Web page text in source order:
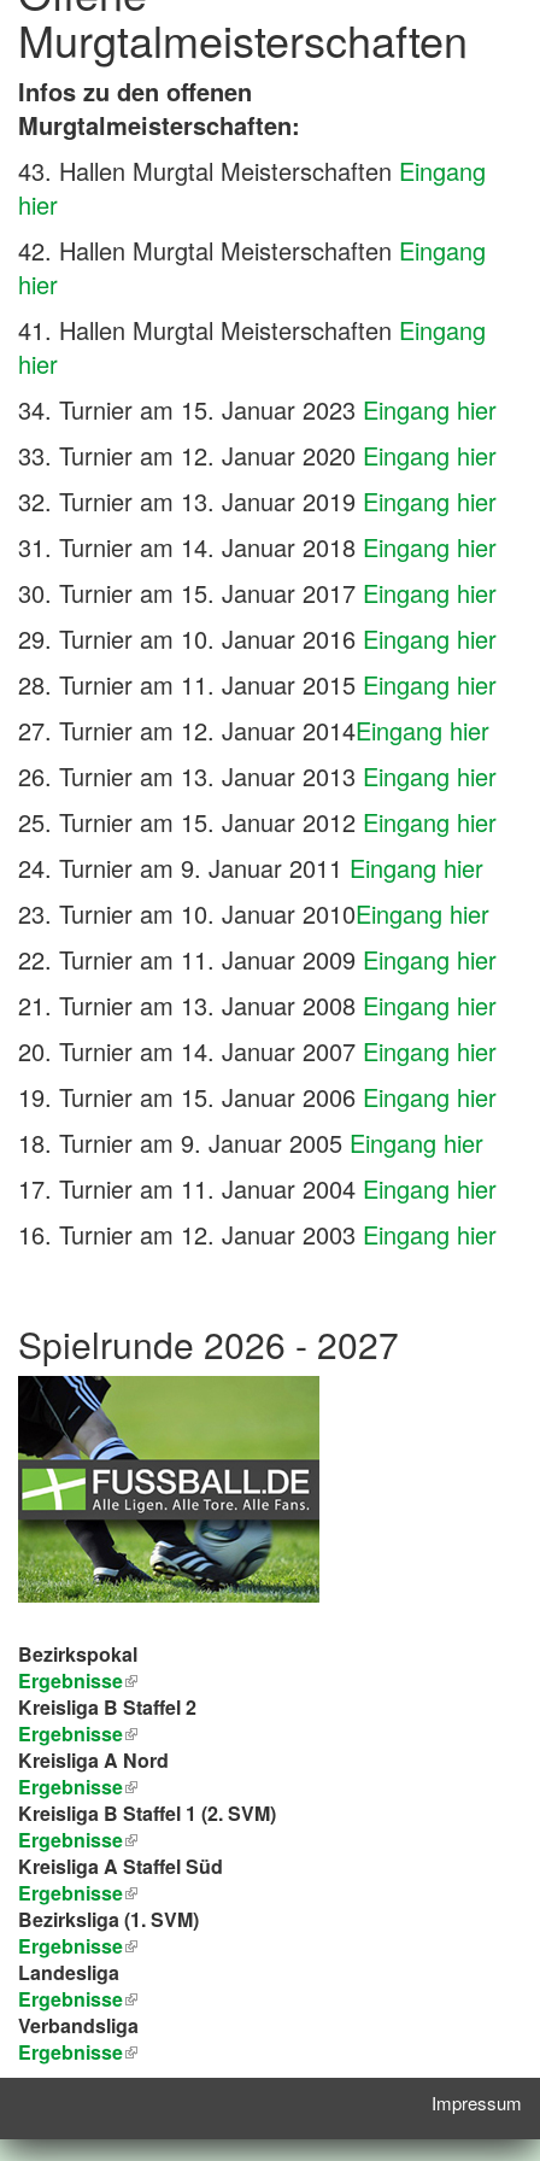
Murgtalmeisterschaften
Infos zu den offenen
Murgtalmeisterschaften:
43. Hallen Murgtal Meisterschaften Eingang
hier
42. Hallen Murgtal Meisterschaften Eingang
hier
41. Hallen Murgtal Meisterschaften Eingang
hier
34. Turnier am 15. Januar 2023 Eingang hier
33. Turnier am 12. Januar 2020 Eingang hier
32. Turnier am 13. Januar 2019 Eingang hier
31. Turnier am 14. Januar 2018 Eingang hier
30. Turnier am 15. Januar 2017 Eingang hier
29. Turnier am 10. Januar 2016 Eingang hier
28. Turnier am 11. Januar 2015 Eingang hier
27. Turnier am 12. Januar 2014Eingang hier
26. Turnier am 13. Januar 2013 Eingang hier
25. Turnier am 15. Januar 2012 Eingang hier
24. Turnier am 9. Januar 2011 Eingang hier
23. Turnier am 10. Januar 2010Eingang hier
22. Turnier am 11. Januar 2009 Eingang hier
21. Turnier am 13. Januar 2008 Eingang hier
20. Turnier am 14. Januar 2007 Eingang hier
19. Turnier am 15. Januar 2006 Eingang hier
18. Turnier am 9. Januar 2005 Eingang hier
17. Turnier am 11. Januar 2004 Eingang hier
16. Turnier am 12. Januar 2003 Eingang hier
Spielrunde 2026 - 2027
Bezirkspokal
Ergebnisse
Kreisliga B Staffel 2
Ergebnisse
Kreisliga A Nord
Ergebnisse
Kreisliga B Staffel 1 (2. SVM)
Ergebnisse
Kreisliga A Staffel Süd
Ergebnisse
Bezirksliga (1. SVM)
Ergebnisse
Landesliga
Ergebnisse
Verbandsliga
Ergebnisse
Service-
Impressum